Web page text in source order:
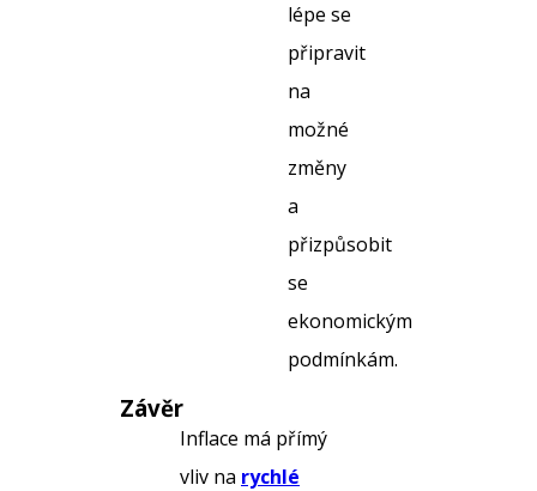
lépe se
připravit
na
možné
změny
a
přizpůsobit
se
ekonomickým
podmínkám.
Závěr
Inflace má přímý
vliv na rychlé